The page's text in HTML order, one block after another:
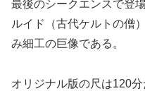
最後のシークエンスで登
ルイド（古代ケルトの僧
み細工の巨像である。
オリジナル版の尺は120